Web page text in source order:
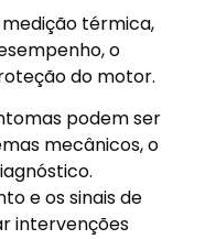
térmica,
o
do motor.
podem ser
mecânicos, o
e os sinais de
intervenções